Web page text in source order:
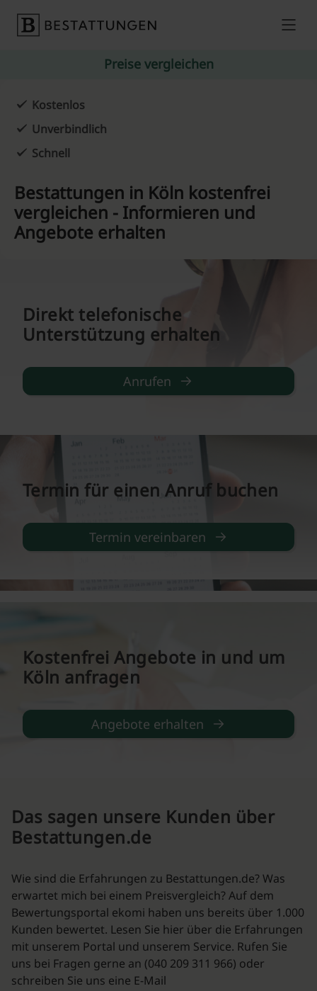
Preise vergleichen
Kostenlos
Unverbindlich
Schnell
Bestattungen in Köln kostenfrei
vergleichen - Informieren und
Angebote erhalten
Direkt telefonische
Unterstützung erhalten
Anrufen
Termin für einen Anruf buchen
Termin vereinbaren
Kostenfrei Angebote in und um
Köln anfragen
Angebote erhalten
Das sagen unsere Kunden über
Bestattungen.de
Wie sind die Erfahrungen zu Bestattungen.de? Was
erwartet mich bei einem Preisvergleich? Auf dem
Bewertungsportal ekomi haben uns bereits über 1.000
Kunden bewertet. Lesen Sie hier über die Erfahrungen
mit unserem Portal und unserem Service. Rufen Sie
uns bei Fragen gerne an (040 209 311 966) oder
schreiben Sie uns eine E-Mail